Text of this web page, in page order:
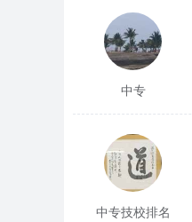
中专
中专技校排名